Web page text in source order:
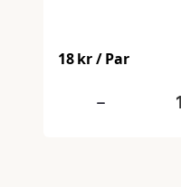
18 kr/ Par
-